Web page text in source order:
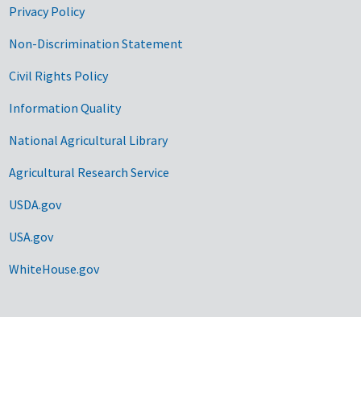
Privacy Policy
Non-Discrimination Statement
Civil Rights Policy
Information Quality
National Agricultural Library
Agricultural Research Service
USDA.gov
USA.gov
WhiteHouse.gov